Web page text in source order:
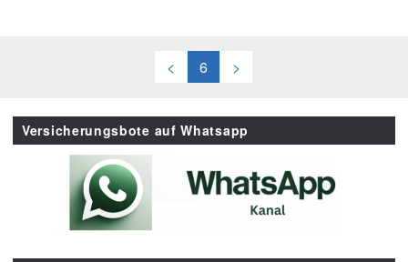
< 6 >
Versicherungsbote auf Whatsapp